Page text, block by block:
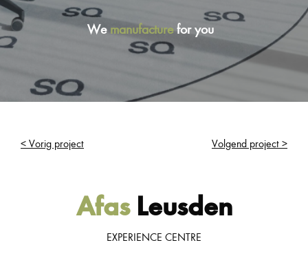
Wemanufacturefor you
< Vorig project Volgend project >
AfasLeusden
EXPERIENCE CENTRE